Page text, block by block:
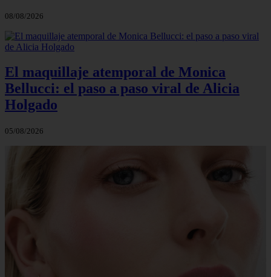
08/08/2026
El maquillaje atemporal de Monica
Bellucci: el paso a paso viral de Alicia
Holgado
05/08/2026